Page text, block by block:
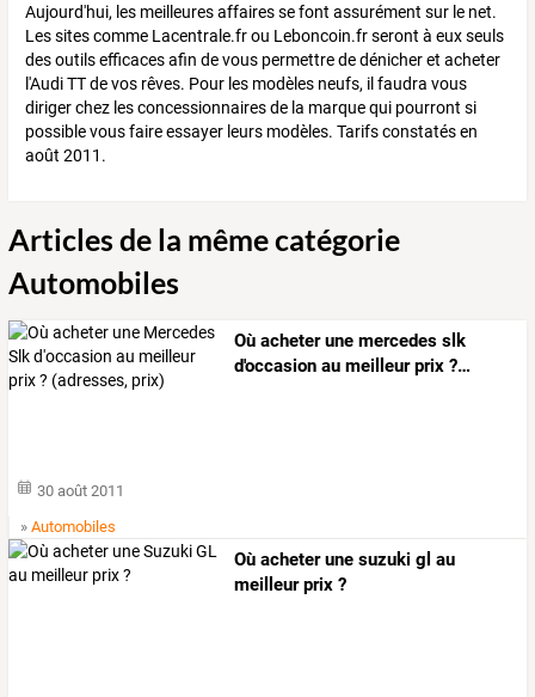
Aujourd'hui, les meilleures affaires se font assurément sur le net.
Les sites comme Lacentrale.fr ou Leboncoin.fr seront à eux seuls
des outils efficaces afin de vous permettre de dénicher et acheter
l'Audi TT de vos rêves. Pour les modèles neufs, il faudra vous
diriger chez les concessionnaires de la marque qui pourront si
possible vous faire essayer leurs modèles. Tarifs constatés en
août 2011.
Articles de la même catégorie
Automobiles
Où acheterune mercedes slk
d'occasion au meilleurprix ?…
30 août 2011
»Automobiles
Où acheter une suzuki gl au
meilleur prix ?